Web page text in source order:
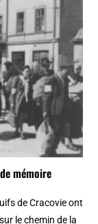
mémoire
de Cracovie ont
le chemin de la